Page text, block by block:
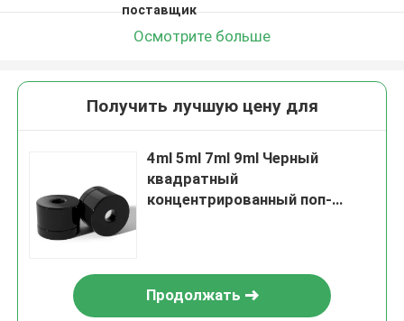
поставщик
Осмотрите больше
Получить лучшую цену для
4ml 5ml 7ml 9ml Черный
квадратный
концентрированный поп-
Продолжать